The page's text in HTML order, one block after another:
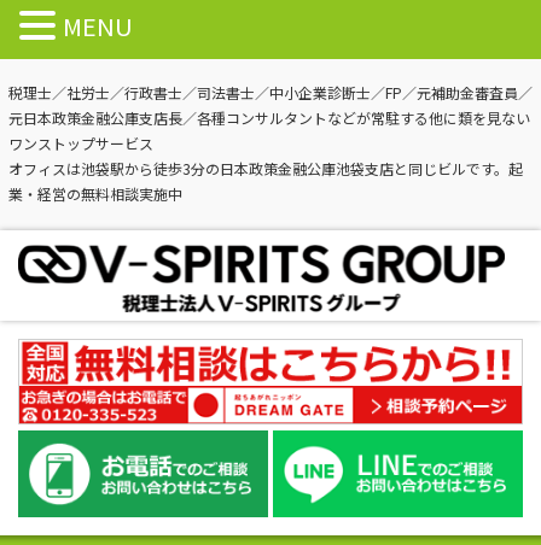
税理士／社労士／行政書士／司法書士／中小企業診断士／FP／元補助金審査員／
元日本政策金融公庫支店長／各種コンサルタントなどが常駐する他に類を見ない
ワンストップサービス
オフィスは池袋駅から徒歩3分の日本政策金融公庫池袋支店と同じビルです。起
業・経営の無料相談実施中
MENU